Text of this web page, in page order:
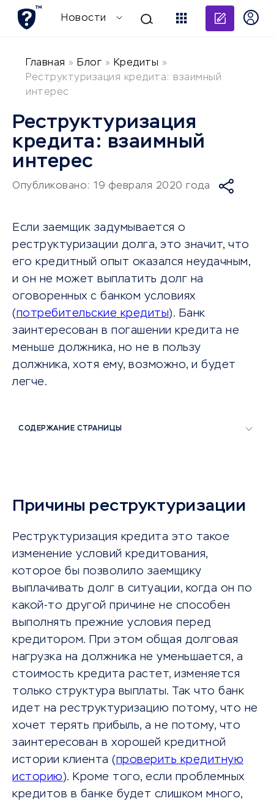
Новости
Главная » Блог » Кредиты »
Реструктуризация кредита: взаимный
интерес
Реструктуризация
кредита: взаимный
интерес
Опубликовано: 19 февраля 2020 года
Если заемщик задумывается о
реструктуризации долга, это значит, что
его кредитный опыт оказался неудачным,
и он не может выплатить долг на
оговоренных с банком условиях
(потребительские кредиты). Банк
заинтересован в погашении кредита не
меньше должника, но не в пользу
должника, хотя ему, возможно, и будет
легче.
СОДЕРЖАНИЕ СТРАНИЦЫ
Причины реструктуризации
Реструктуризация кредита это такое
изменение условий кредитования,
которое бы позволило заемщику
выплачивать долг в ситуации, когда он по
какой-то другой причине не способен
выполнять прежние условия перед
кредитором. При этом общая долговая
нагрузка на должника не уменьшается, а
стоимость кредита растет, изменяется
только структура выплаты. Так что банк
идет на реструктуризацию потому, что не
хочет терять прибыль, а не потому, что
заинтересован в хорошей кредитной
истории клиента (проверить кредитную
историю). Кроме того, если проблемных
кредитов в банке будет слишком много,